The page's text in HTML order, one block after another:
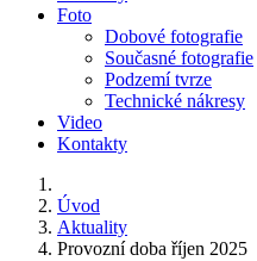
Foto
Dobové fotografie
Současné fotografie
Podzemí tvrze
Technické nákresy
Video
Kontakty
Úvod
Aktuality
Provozní doba říjen 2025